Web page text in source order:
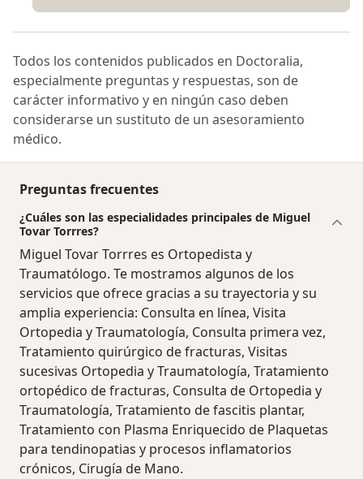
Todos los contenidos publicados en Doctoralia,
especialmente preguntas y respuestas, son de
carácter informativo y en ningún caso deben
considerarse un sustituto de un asesoramiento
médico.
Preguntas frecuentes
¿Cuáles son las especialidades principales de Miguel
Tovar Torrres?
Miguel Tovar Torrres es Ortopedista y
Traumatólogo. Te mostramos algunos de los
servicios que ofrece gracias a su trayectoria y su
amplia experiencia: Consulta en línea, Visita
Ortopedia y Traumatología, Consulta primera vez,
Tratamiento quirúrgico de fracturas, Visitas
sucesivas Ortopedia y Traumatología, Tratamiento
ortopédico de fracturas, Consulta de Ortopedia y
Traumatología, Tratamiento de fascitis plantar,
Tratamiento con Plasma Enriquecido de Plaquetas
para tendinopatias y procesos inflamatorios
crónicos, Cirugía de Mano.